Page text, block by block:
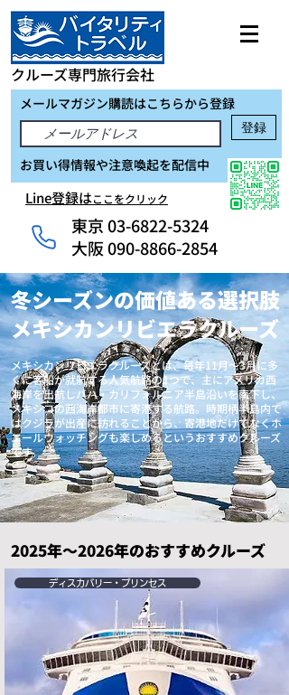
クルーズ専門旅行会社
メールマガジン購読はこちらから登録
登録
お買い得情報や注意喚起を配信中
Line登録はここをクリック
東京03-6822-5324
大阪 090-8866-2854
冬シーズンの価値ある選択肢
メキシカンリビエラクルーズ
メキシカンリビエラクルーズとは、毎年11月～3月に多
くに客船が就航する人気航路の1つで、主にアメリカ西
海岸を出航しバハ・カリフォルニア半島沿いを南下し、
メキシコの西海岸都市に寄港する航路。時期柄半島内で
はクジラが出産に訪れることから、寄港地だけでなくホ
エールウォッチングも楽しめるというおすすめクルーズ
です。
2025年～2026年のおすすめクルーズ
ディスカバリー・プリンセス